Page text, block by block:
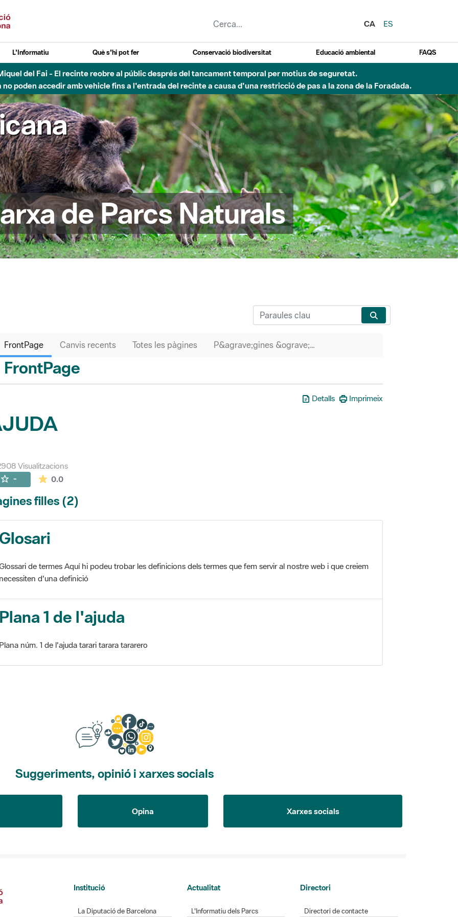
CA
ES
L'Informatiu Què s'hi pot fer Conservació biodiversitat Educació ambiental FAQS
del Fai - El recinte reobre al públic després del tancament temporal per motius de seguretat.
poden accedir amb vehicle fins a l'entrada del recinte a causa d'una restricció de pas a la zona de la Foradada.
de Parcs Naturals
FrontPage Canvis recents Totes les pàgines P&agrave;gines &ograve;rfenes
FrontPage
Detalls Imprimeix
Visualitzacions
- 0.0La mitjana de les valoracions és de 0 estrelles de 5.
filles (2)
Glosari
de termes Aquí hi podeu trobar les definicions dels termes que fem servir al nostre web i que creiem
necessiten d'una definició
Plana 1 de l'ajuda
Plana núm. 1 de l'ajuda tarari tarara tararero
Suggeriments, opinió i xarxes socials
Opina Xarxes socials
Institució
La Diputació de Barcelona
Actualitat
L'Informatiu dels Parcs
Directori
Directori de contacte